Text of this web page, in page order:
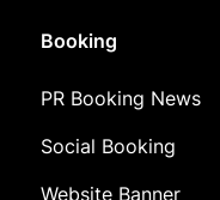
Booking
PR Booking News
Social Booking
Website Banner